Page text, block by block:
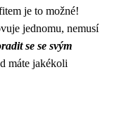
je to možné!
jednomu, nemusí
se se svým
máte jakékoli